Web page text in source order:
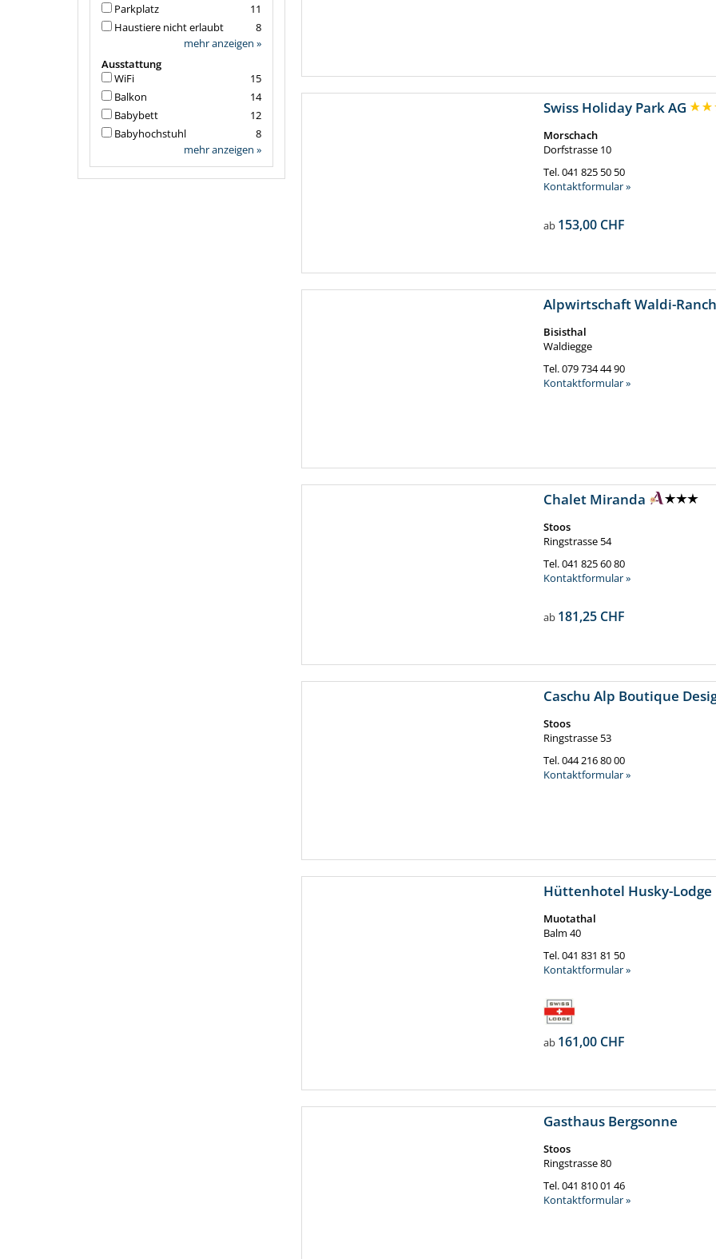
Swiss Holiday Park AG
Morschach
Dorfstrasse 10
Tel.041 825 50 50
Kontaktformular »
ab 153,00 CHF
Alpwirtschaft Waldi-Ranch
Bisisthal
Waldiegge
Tel.079 734 44 90
Kontaktformular »
Chalet Miranda
Stoos
Ringstrasse 54
Tel.041 825 60 80
Kontaktformular »
ab 181,25 CHF
Caschu Alp Boutique
Stoos
Ringstrasse 53
Tel.044 216 80 00
Kontaktformular »
Hüttenhotel Husky-
Muotathal
Balm 40
Tel.041 831 81 50
Kontaktformular »
ab 161,00 CHF
Gasthaus Bergsonne
Stoos
Ringstrasse 80
Tel.041 810 01 46
Kontaktformular »
11
Parkplatz
8
Haustiere nicht erlaubt
mehr anzeigen »
Ausstattung
15
WiFi
14
Balkon
12
Babybett
8
Babyhochstuhl
mehr anzeigen »